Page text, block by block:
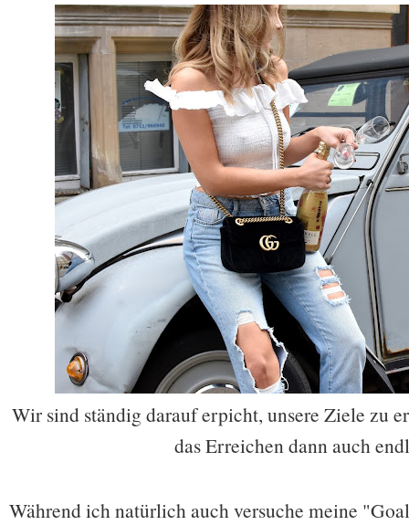
Wir sind ständig darauf erpicht, unsere Ziele zu
das Erreichen dann auch
Während ich natürlich auch versuche meine